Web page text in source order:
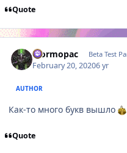
Quote
Eformopac Beta Test
February 20, 20206 yr
AUTHOR
Как-то много букв вышло
Quote